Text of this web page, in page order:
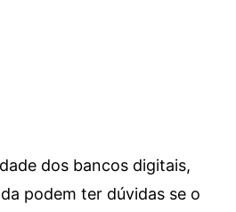
dos bancos digitais,
podem ter dúvidas se o